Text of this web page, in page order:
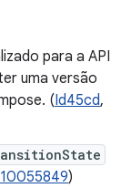
para a API
uma versão
(Id45cd,
)